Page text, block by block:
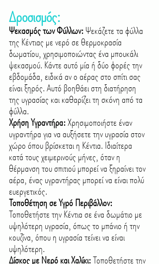
Δροσισμός:
Ψεκασμός των Φύλλων: Ψεκάζετε τα φύλλα
της Κέντιας με νερό σε θερμοκρασία
δωματίου, χρησιμοποιώντας ένα μπουκάλι
ψεκασμού. Κάντε αυτό μία ή δύο φορές την
εβδομάδα, ειδικά αν ο αέρας στο σπίτι σας
είναι ξηρός. Αυτό βοηθάει στη διατήρηση
της υγρασίας και καθαρίζει τη σκόνη από τα
φύλλα.
Χρήση Υγραντήρα: Χρησιμοποιήστε έναν
υγραντήρα για να αυξήσετε την υγρασία στον
χώρο όπου βρίσκεται η Κέντια. Ιδιαίτερα
κατά τους χειμερινούς μήνες, όταν η
θέρμανση του σπιτιού μπορεί να ξηραίνει τον
αέρα, ένας υγραντήρας μπορεί να είναι πολύ
ευεργετικός.
Τοποθέτηση σε Υγρό Περιβάλλον:
Τοποθετήστε την Κέντια σε ένα δωμάτιο με
υψηλότερη υγρασία, όπως το μπάνιο ή την
κουζίνα, όπου η υγρασία τείνει να είναι
υψηλότερη.
Δίσκος με Νερό και Χαλίκι: Τοποθετήστε την